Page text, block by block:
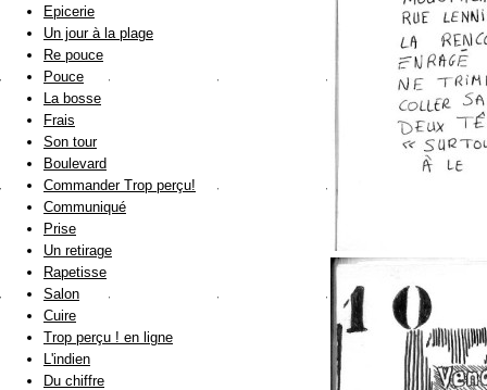
Epicerie
Un jour à la plage
Re pouce
Pouce
La bosse
Frais
Son tour
Boulevard
Commander Trop perçu!
Communiqué
Prise
Un retirage
Rapetisse
Salon
Cuire
Trop perçu ! en ligne
L'indien
Du chiffre